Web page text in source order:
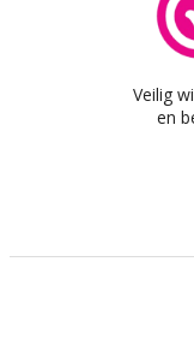
Veilig
en